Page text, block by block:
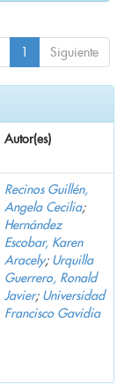
1 Siguiente
Autor(es)
Recinos Guillén,
Angela Cecilia;
Hernández
Escobar, Karen
Aracely; Urquilla
Guerrero, Ronald
Javier; Universidad
Francisco Gavidia